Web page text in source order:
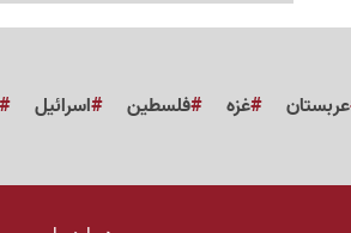
عربستان غزه فلسطین اسرائیل